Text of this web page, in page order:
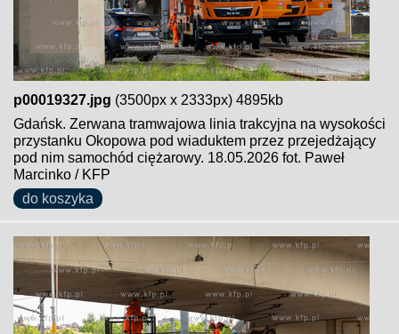
p00019327.jpg (3500px x 2333px) 4895kb
Gdańsk. Zerwana tramwajowa linia trakcyjna na wysokości
przystanku Okopowa pod wiaduktem przez przejedżający
pod nim samochód ciężarowy. 18.05.2026 fot. Paweł
Marcinko / KFP
do koszyka